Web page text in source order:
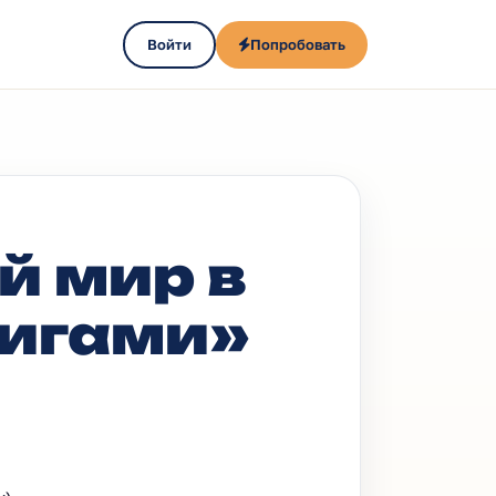
Войти Попробовать
мир в